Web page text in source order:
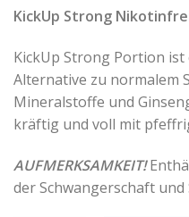
KickUp Strong
KickUp Strong Portion
Alternative zu normalem
Mineralstoffe und
kräftig und voll mit
AUFMERKSAMKEIT!
der Schwangerschaft